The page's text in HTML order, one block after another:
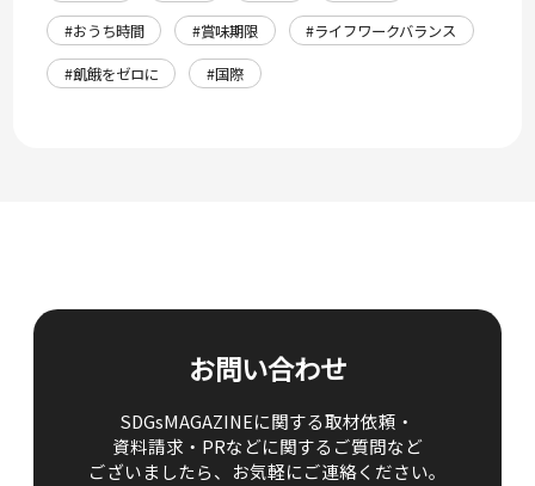
#おうち時間
#賞味期限
#ライフワークバランス
#飢餓をゼロに
#国際
お問い合わせ
SDGsMAGAZINEに関する取材依頼・
資料請求・PRなどに関するご質問など
ございましたら、 お気軽にご連絡ください。